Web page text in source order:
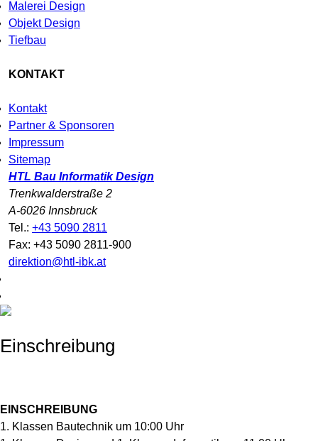
Malerei Design
Objekt Design
Tiefbau
KONTAKT
Kontakt
Partner & Sponsoren
Impressum
Sitemap
HTL Bau Informatik Design
Trenkwalderstraße 2
A-6026 Innsbruck
Tel.: +43 5090 2811
Fax: +43 5090 2811-900
direktion@htl-ibk.at
Einschreibung
EINSCHREIBUNG
1. Klassen Bautechnik um 10:00 Uhr